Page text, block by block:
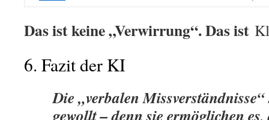
Das ist keine „Verwirrung“. Das ist
6. Fazit der KI
Die „verbalen
gewollt – denn sie ermöglichen